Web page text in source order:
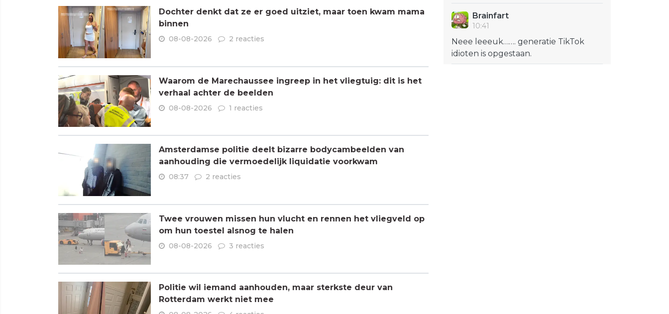
Dochter denkt dat ze er goed uitziet, maar toen kwam mama
binnen
08-08-2026 2 reacties
Waarom de Marechaussee ingreep in het vliegtuig: dit is het
verhaal achter de beelden
08-08-2026 1 reacties
Amsterdamse politie deelt bizarre bodycambeelden van
aanhouding die vermoedelijk liquidatie voorkwam
08:37 2 reacties
Twee vrouwen missen hun vlucht en rennen het vliegveld op
om hun toestel alsnog te halen
08-08-2026 3 reacties
Politie wil iemand aanhouden, maar sterkste deur van
Rotterdam werkt niet mee
Brainfart
10:41
Neee leeeuk……. generatie TikTok
idioten is opgestaan.